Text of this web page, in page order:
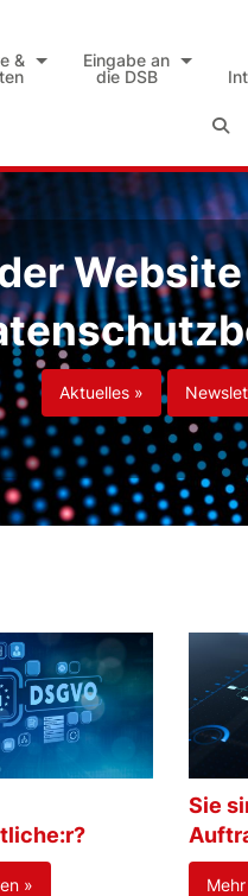
&
Eingabe an
die DSB
Aktuelles »
»
Sie